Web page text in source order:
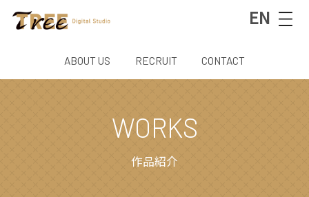
EN
ABOUT US RECRUIT CONTACT
WORKS
作品紹介